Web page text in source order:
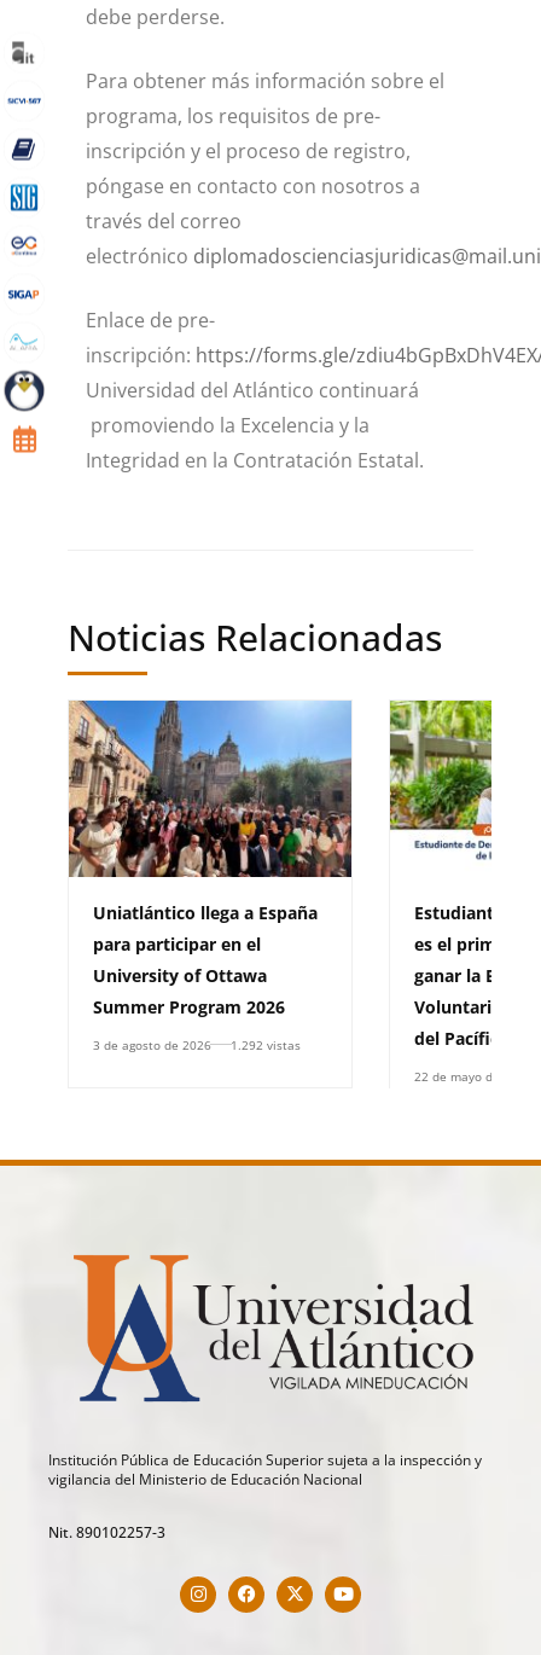
debe perderse.
Para obtener más información sobre el
programa, los requisitos de pre-
inscripción y el proceso de registro,
póngase en contacto con nosotros a
través del correo
electrónico
Enlace de pre-
inscripción: https://forms.gle/
Universidad del Atlántico continuará
promoviendo la Excelencia y la
Integridad en la Contratación Estatal.
Noticias Relacionadas
Uniatlántico llega a España
para participar en el
University of Ottawa
Summer Program 2026
3 de agosto de 2026 1.292 vistas
Estudiante de
es el primer
ganar la Beca
Voluntariado
del Pacífico
22 de mayo de 2026
Institución Pública de Educación Superior sujeta a la inspección y
vigilancia del Ministerio de Educación Nacional
Nit. 890102257-3